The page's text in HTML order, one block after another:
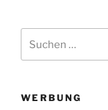
nach:
WERBUNG